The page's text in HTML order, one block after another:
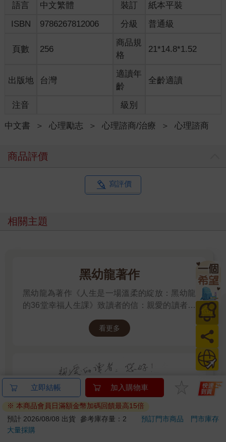
緊皺著，「我想不明白，為什麼我不能單純就替他高興？」
我問：「妳還記得，當時心裡最強烈的感覺是什麼嗎？」
她沉默很久才吐出一句：「像是被踩到。好像一瞬間，我整個
我接著追問：「妳的意思是說，他比妳更好，所以妳就變得不
說你好，你才是好的。」 我搖著頭：「當然不是，別人稱讚當然
小晴怔了一下，手指發出摩擦膝蓋布料的沙沙聲。「可是，我
我點點頭，緩緩說道：「小晴，妳知道嗎？這也許就是嫉妒要
地方，一直缺乏看到自己的眼光，看不到自己的好。」
「讓我們回到那天聚會的場景好嗎？在聚會當下，妳內心很不
舒服，那時候妳做了什麼嗎？」我問。
小晴垂下眼，聲音很低：「我就坐著不動，硬忍下來，還配合
著大家笑。」
「好，我們先來看看那個忍。很多人失控是忍不下去的，為什
「因為那是他的朋友啊，如果我怎樣，他不是很丟臉？」小晴
一臉理所當然，似乎覺得這也是能說嘴的理由嗎？
我看著她，語氣放得更緩：「所以，妳的忍下去，不只是壓
抑，也有在顧慮這個場合，顧慮他的面子，我可以說，這是一種
語言 中文繁體 裝訂
紙本平裝
ISBN
9786267812006 分級 普通級
頁數 256
商品規
格
21*14.8*1.52
出版地 台灣
適讀年
齡
全齡適讀
注音 級別
中文書 ＞ 心理勵志 ＞ 心理諮商/治療 ＞ 心理諮商
商品評價
寫評價
相關主題
黑幼龍著作
黑幼龍為著作《人生是一場溫柔的綻放：黑幼龍
的36堂幸福人生課》致讀者的信：親愛的讀者：
寫出來。但這本書我覺得是我用生命寫出來。我
始，我的感受，特別是能觸動自己、觸動他人的
感受，我都寫出來了！希望你會喜歡。 黑幼龍
2025.12.30
看更多
立即結帳 加入購物車
※ 本商品會員日滿額金幣加碼回饋最高15倍
預計 2026/08/08 出貨 參考庫存量：2 預訂門市商品
門市庫存
大量採購
日
員
會